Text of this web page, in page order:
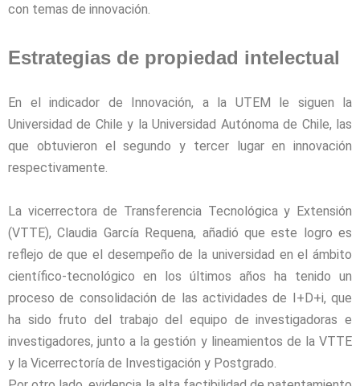
con temas de innovación.
Estrategias de propiedad intelectual
En el indicador de Innovación, a la UTEM le siguen la
Universidad de Chile y la Universidad Autónoma de Chile, las
que obtuvieron el segundo y tercer lugar en innovación
respectivamente.
La vicerrectora de Transferencia Tecnológica y Extensión
(VTTE), Claudia García Requena, añadió que este logro es
reflejo de que el desempeño de la universidad en el ámbito
científico-tecnológico en los últimos años ha tenido un
proceso de consolidación de las actividades de I+D+i, que
ha sido fruto del trabajo del equipo de investigadoras e
investigadores, junto a la gestión y lineamientos de la VTTE
y la Vicerrectoría de Investigación y Postgrado.